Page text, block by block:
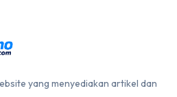
yang menyediakan artikel dan